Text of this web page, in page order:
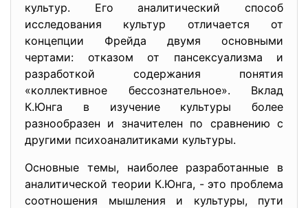
культур. Его аналитический способ
исследования культур отличается от
концепции Фрейда двумя основными
чертами: отказом от пансексуализма и
разработкой содержания понятия
«коллективное бессознательное». Вклад
К.Юнга в изучение культуры более
разнообразен и значителен по сравнению с
другими психоаналитиками культуры.
Основные темы, наиболее разработанные в
аналитической теории К.Юнга, - это проблема
соотношения мышления и культуры, пути